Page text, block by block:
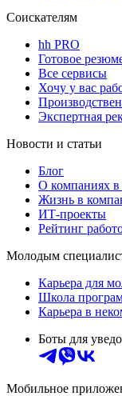
Соискателям
hh PRO
Готовое
Все сервисы
Хочу у вас
Экспертная
Новости и статьи
Блог
О компаниях
Жизнь в
ИТ-проекты
Рейтинг
Молодым
Карьера для
Школа
Карьера в
Боты для
Мобильное